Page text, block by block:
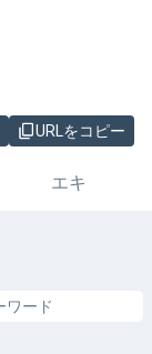
URLをコピー
エキ